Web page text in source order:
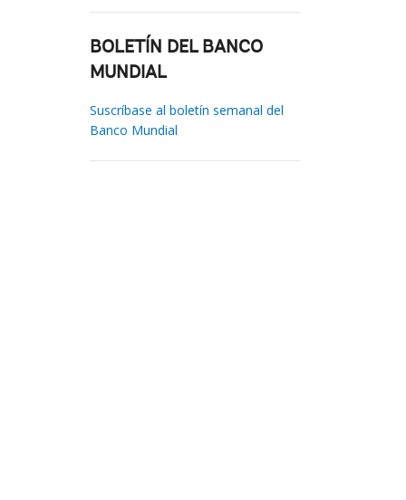
BOLETÍN DEL BANCO
MUNDIAL
Suscríbase al boletín semanal del
Banco Mundial